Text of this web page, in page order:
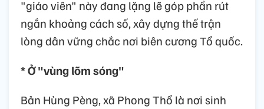
"giáo viên" này đang lặng lẽ góp phần rút
ngắn khoảng cách số, xây dựng thế trận
lòng dân vững chắc nơi biên cương Tổ quốc.
* Ở "vùng lõm sóng"
Bản Hùng Pèng, xã Phong Thổ là nơi sinh